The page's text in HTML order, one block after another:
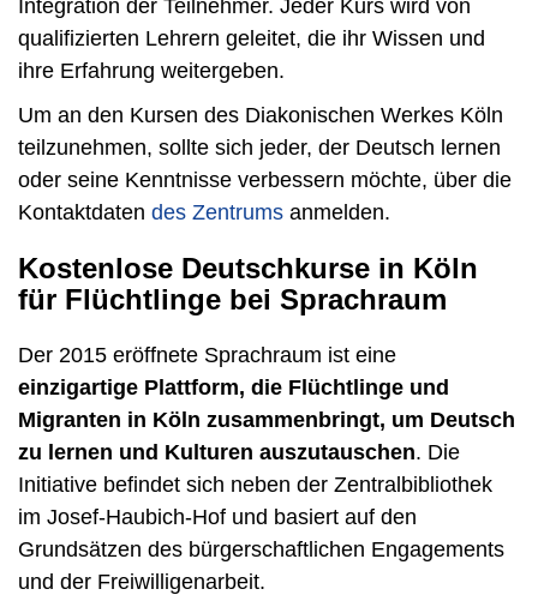
Integration der Teilnehmer. Jeder Kurs wird von
qualifizierten Lehrern geleitet, die ihr Wissen und
ihre Erfahrung weitergeben.
Um an den Kursen des Diakonischen Werkes Köln
teilzunehmen, sollte sich jeder, der Deutsch lernen
oder seine Kenntnisse verbessern möchte, über die
Kontaktdaten des Zentrums anmelden.
Kostenlose Deutschkurse in Köln
für Flüchtlinge bei Sprachraum
Der 2015 eröffnete Sprachraum ist eine
einzigartige Plattform, die Flüchtlinge und
Migranten in Köln zusammenbringt, um Deutsch
zu lernen und Kulturen auszutauschen. Die
Initiative befindet sich neben der Zentralbibliothek
im Josef-Haubich-Hof und basiert auf den
Grundsätzen des bürgerschaftlichen Engagements
und der Freiwilligenarbeit.